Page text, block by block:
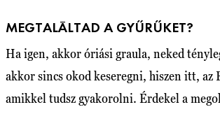
MEGTALÁLTAD A GYŰRŰKET?
Ha igen, akkor óriási graula, neked
akkor sincs okod keseregni, hiszen itt, az
amikkel tudsz gyakorolni. Érdekel a